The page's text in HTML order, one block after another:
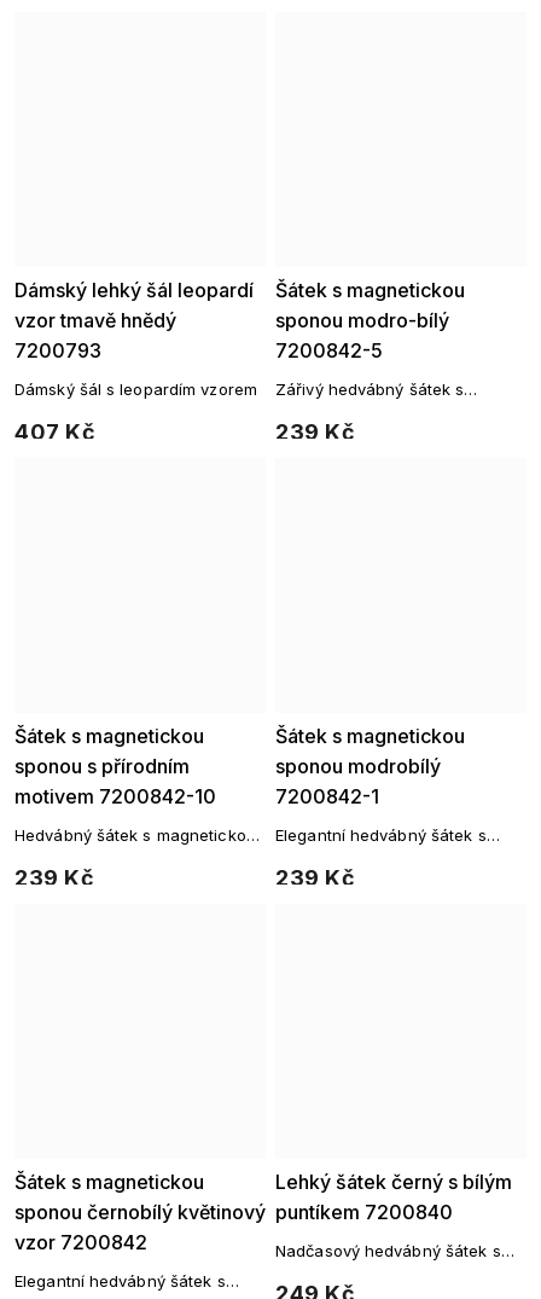
Dámský lehký šál leopardí
vzor tmavě hnědý
7200793
407 Kč
Dámský šál s leopardím vzorem
Šátek s magnetickou
sponou modro-bílý
7200842-5
239 Kč
Zářivý hedvábný šátek s
paisley elegance
Šátek s magnetickou
sponou s přírodním
motivem 7200842-10
239 Kč
Hedvábný šátek s magnetickou
detailů
Šátek s magnetickou
sponou modrobílý
7200842-1
239 Kč
Elegantní hedvábný šátek s
modrobílý vzor
Šátek s magnetickou
sponou černobílý květinový
vzor 7200842
Elegantní hedvábný šátek s
Lehký šátek černý s bílým
puntíkem 7200840
249 Kč
Nadčasový hedvábný šátek s